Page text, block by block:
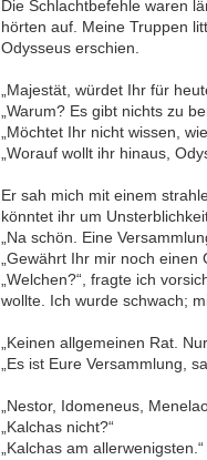
Die Schlachtbefehle waren
hörten auf. Meine Truppen
Odysseus erschien.
„Majestät, würdet Ihr für
„Warum? Es gibt nichts zu
„Möchtet Ihr nicht wissen,
„Worauf wollt ihr hinaus,
Er sah mich mit einem
könntet ihr um
„Na schön. Eine
„Gewährt Ihr mir noch einen
„Welchen?“, fragte ich
wollte. Ich wurde schwach;
„Keinen allgemeinen Rat.
„Es ist Eure Versammlung,
„Nestor, Idomeneus,
„Kalchas nicht?“
„Kalchas am allerwenigsten.“